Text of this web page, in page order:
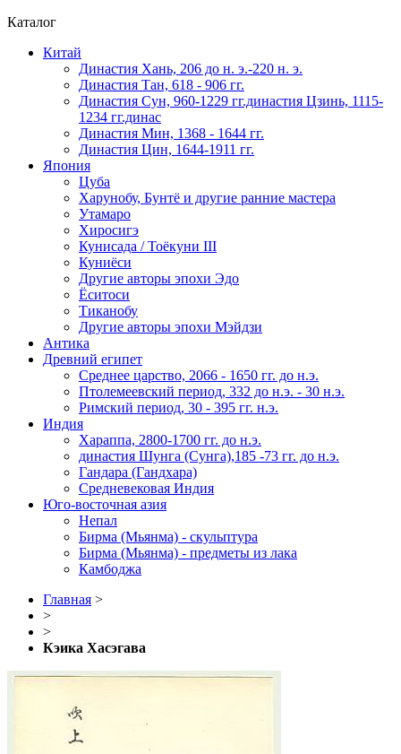
Каталог
Китай
Династия Хань, 206 до н. э.-220 н. э.
Династия Тан, 618 - 906 гг.
Династия Сун, 960-1229 гг.династия Цзинь, 1115-
1234 гг.динас
Династия Мин, 1368 - 1644 гг.
Династия Цин, 1644-1911 гг.
Япония
Цуба
Харунобу, Бунтё и другие ранние мастера
Утамаро
Хиросигэ
Кунисада / Тоёкуни III
Куниёси
Другие авторы эпохи Эдо
Ёситоси
Тиканобу
Другие авторы эпохи Мэйдзи
Антика
Древний египет
Среднее царство, 2066 - 1650 гг. до н.э.
Птолемеевский период, 332 до н.э. - 30 н.э.
Римский период, 30 - 395 гг. н.э.
Индия
Хараппа, 2800-1700 гг. до н.э.
династия Шунга (Сунга),185 -73 гг. до н.э.
Гандара (Гандхара)
Средневековая Индия
Юго-восточная азия
Непал
Бирма (Мьянма) - скульптура
Бирма (Мьянма) - предметы из лака
Камбоджа
Главная >
>
>
Кэика Хасэгава